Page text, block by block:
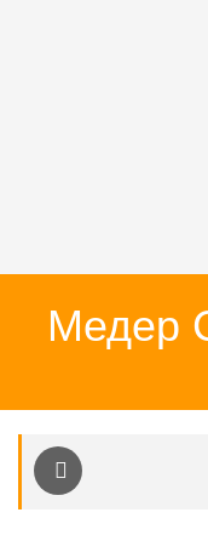
Медер